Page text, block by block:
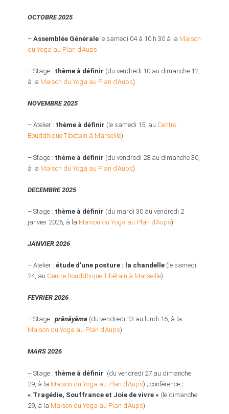
OCTOBRE 2025
–Assemblée Générale le samedi 04 à 10 h 30 à la Maison
du Yoga au Plan d’Aups
– Stage : thème à définir (du vendredi 10 au dimanche 12,
à la Maison du Yoga au Plan d’Aups)
NOVEMBRE 2025
– Atelier : thème à définir (le samedi 15, au Centre
Bouddhique Tibétain à Marseille)
– Stage : thème à définir (du vendredi 28 au dimanche 30,
à la Maison du Yoga au Plan d’Aups)
DECEMBRE 2025
– Stage : thème à définir (du mardi 30 au vendredi 2
janvier 2026, à la Maison du Yoga au Plan d’Aups)
JANVIER 2026
– Atelier :étude d’une posture : la chandelle (le samedi
24, au Centre Bouddhique Tibétain à Marseille)
FEVRIER 2026
– Stage :prânâyâma (du vendredi 13 au lundi 16, à la
Maison du Yoga au Plan d’Aups)
MARS 2026
– Stage : thème à définir (du vendredi 27 au dimanche
29, à la Maison du Yoga au Plan d’Aups) ; conférence :
« Tragédie, Souffrance et Joie de vivre » (le dimanche
29, à la Maison du Yoga au Plan d’Aups)